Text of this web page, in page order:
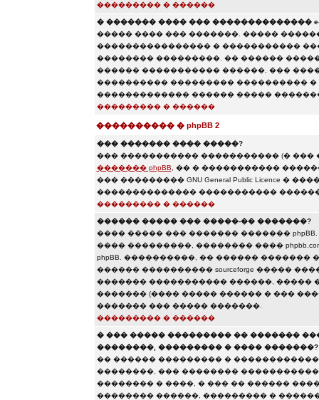
��������� � ������
� ������� ���� ��� ��������������
����� ���� ��� �������. �����
���������������� � �����������
�������� ���������. �� ������
������ ����������� ������, ���
���������� ��������� ����������
������������� ������ �����
��������� � ������
���������� � phpBB 2
��� ������� ���� �����?
��� ����������� ����������� (�
������� phpBB , �� � �����������
��� ��������� GNU General Public Licence
�������������� �����������
��������� � ������
������ ����� ��� �����-�� �������?
���� ����� ��� ������� �������
���� ���������, �������� ����
phpBB. ����������, �� ������ �������
������ ���������� sourceforge �����
������� ����������� ������, �����
������� (���� ����� ������ � ���
������� ��� ����� �������.
��������� � ������
� ��� ����� ��������� �� �������
��������, ��������� � ���� �������?
�� ������ ��������� �
��������, ��� ��������
�������� � ����, � ��� �� ������
�������� ������, ��������� �